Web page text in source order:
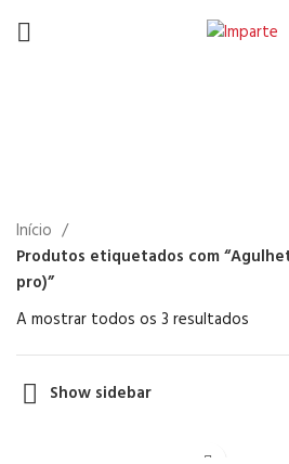
Início
Produtos etiquetados com
pro)”
A mostrar todos os 3 resultados
Show sidebar